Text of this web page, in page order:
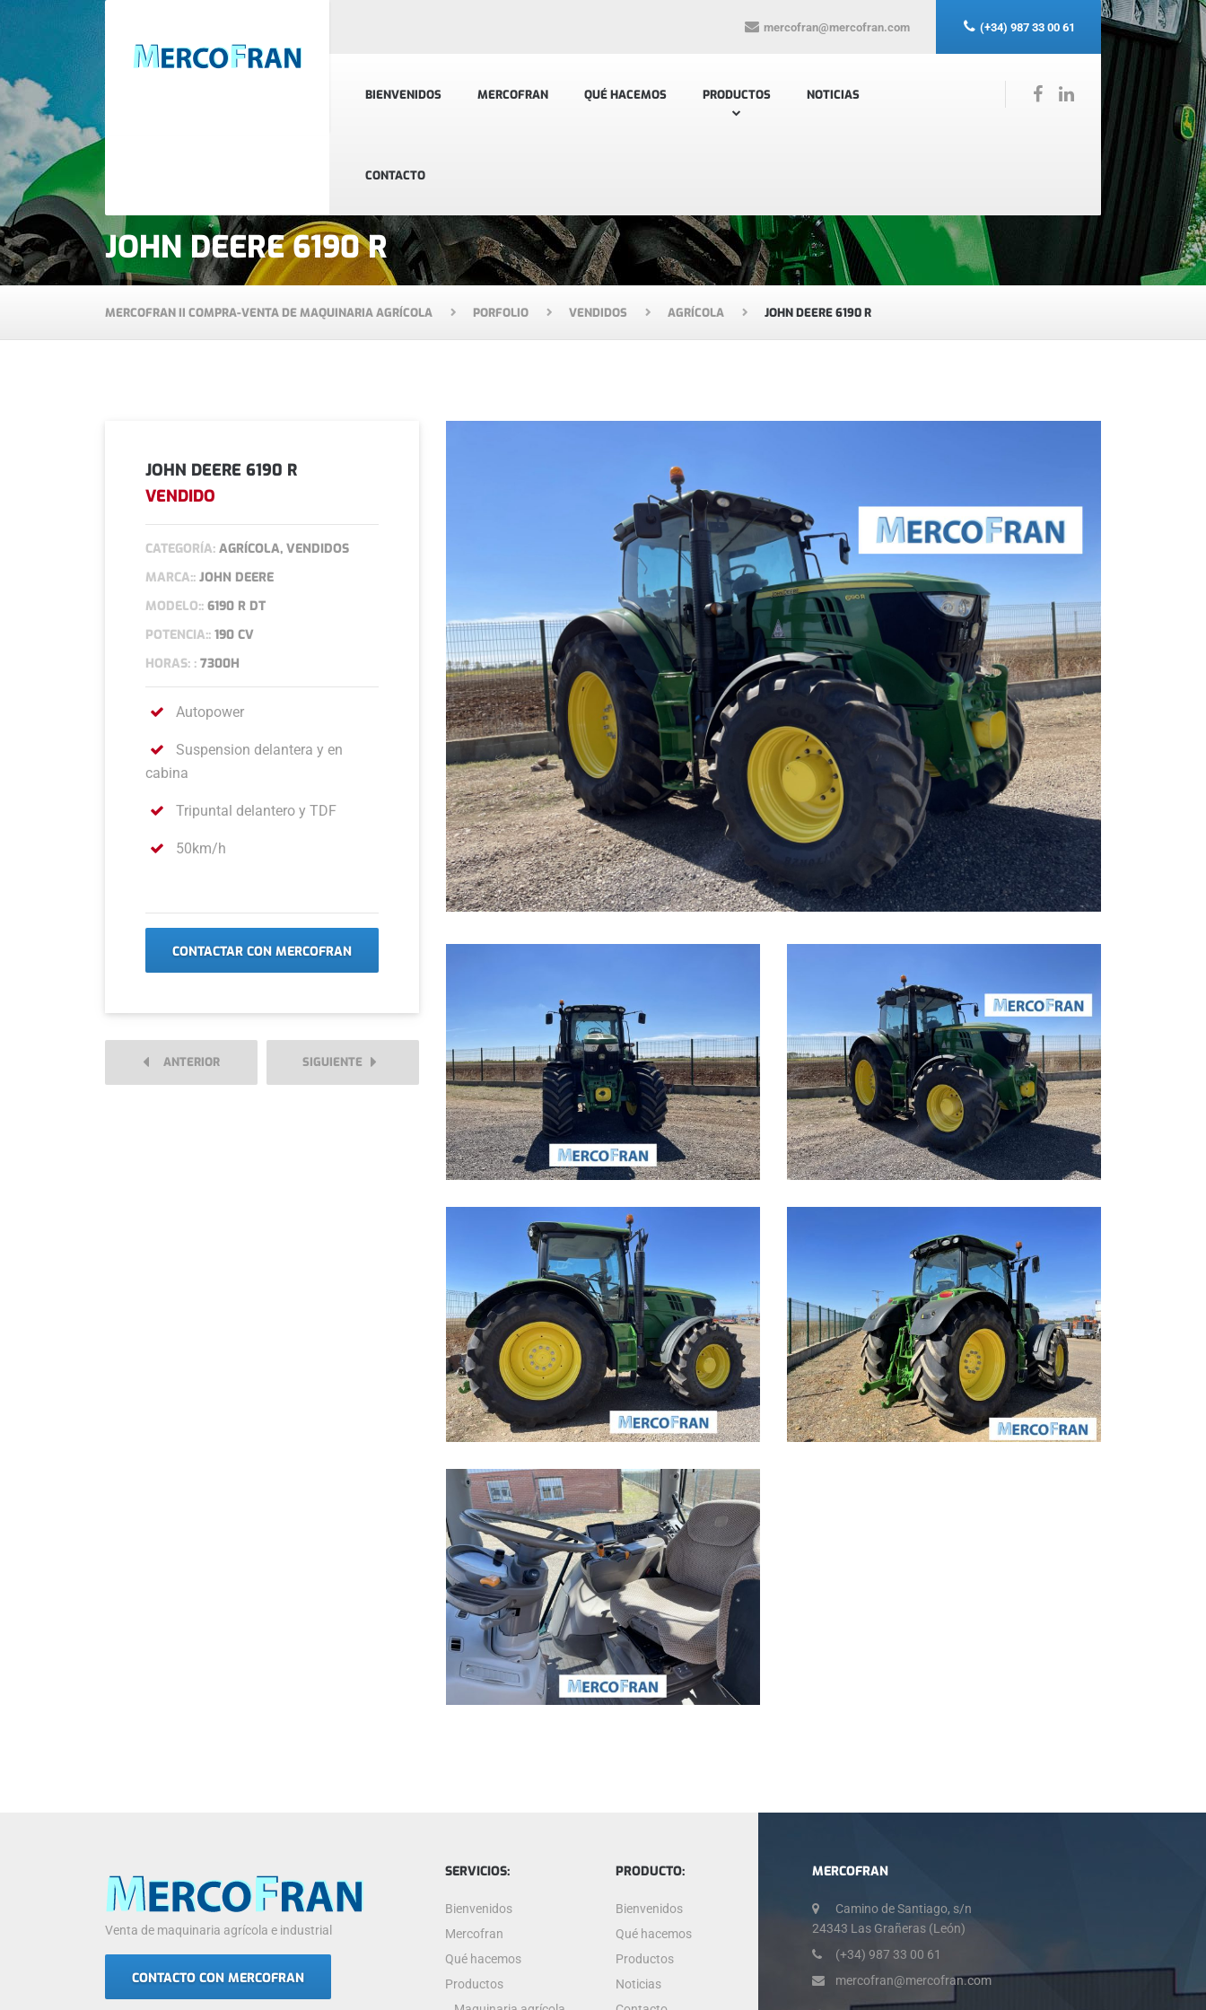
BIENVENIDOS MERCOFRAN QUÉ HACEMOS PRODUCTOS NOTICIAS
CONTACTO
mercofran@mercofran.com (+34) 987 33 00 61
JOHN DEERE 6190 R
MERCOFRAN II COMPRA-VENTA DE MAQUINARIA AGRÍCOLA PORFOLIO VENDIDOS AGRÍCOLA JOHN DEERE 6190 R
JOHN DEERE 6190 R
VENDIDO
CATEGORÍA: AGRÍCOLA, VENDIDOS
MARCA:: JOHN DEERE
MODELO:: 6190 R DT
POTENCIA:: 190 CV
HORAS: : 7300H
Autopower
Suspension delantera y en
cabina
Tripuntal delantero y TDF
50km/h
CONTACTAR CON MERCOFRAN
ANTERIOR SIGUIENTE
MERCOFRAN
Camino de Santiago, s/n
24343 Las Grañeras (León)
(+34) 987 33 00 61
mercofran@mercofran.com
Venta de maquinaria agrícola e industrial
CONTACTO CON MERCOFRAN
SERVICIOS:
Bienvenidos
Mercofran
Qué hacemos
Productos
PRODUCTO:
Bienvenidos
Qué hacemos
Productos
Noticias